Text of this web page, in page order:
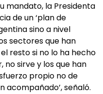
mandato, la Presidenta
de un ‘plan de
sino a nivel
sectores que han
resto si no lo ha hecho
no sirve y los que han
propio no de
acompañado’, señaló.